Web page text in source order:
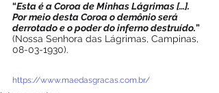
“Esta é a Coroa de Minhas Lágrimas […].
Por meio desta Coroa o demônio será
derrotado e o poder do inferno destruído.”
(Nossa Senhora das Lágrimas, Campinas,
08-03-1930).
https://www.maedasgracas.com.br/